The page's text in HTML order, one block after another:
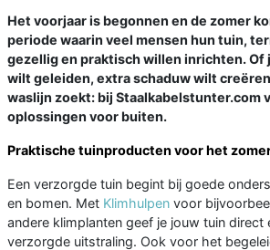
Het voorjaar is begonnen en de zomer
periode waarin veel mensen hun tuin,
gezellig en praktisch willen inrichten. Of
wilt geleiden, extra schaduw wilt
waslijn zoekt: bij Staalkabelstunter.com
oplossingen voor buiten.
Praktische tuinproducten voor het
Een verzorgde tuin begint bij goede
en bomen. Met Klimhulpen voor
andere klimplanten geef je jouw tuin direct
verzorgde uitstraling. Ook voor het